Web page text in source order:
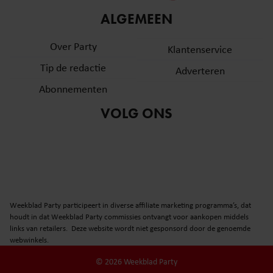
partners voor social media, adverteren en analyse. Deze
informatie die u aan ze heeft verstrekt of die ze hebben
verzameld op basis van uw gebruik van hun services. U
gebruiken.
ALGEMEEN
Over Party
Tip de redactie
Abonnementen
Klantenservice
Adverteren
VOLG ONS
Weekblad Party participeert in diverse affiliate marketing programma’s, dat
houdt in dat Weekblad Party commissies ontvangt voor aankopen middels
links van retailers. Deze website wordt niet gesponsord door de genoemde
webwinkels.
© 2026 Weekblad Party